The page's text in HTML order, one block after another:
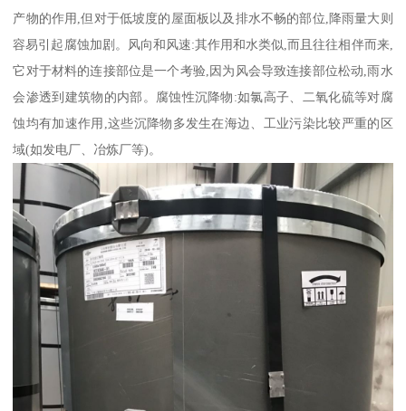
产物的作用,但对于低坡度的屋面板以及排水不畅的部位,降雨量大则
容易引起腐蚀加剧。风向和风速:其作用和水类似,而且往往相伴而来,
它对于材料的连接部位是一个考验,因为风会导致连接部位松动,雨水
会渗透到建筑物的内部。腐蚀性沉降物:如氯高子、二氧化硫等对腐
蚀均有加速作用,这些沉降物多发生在海边、工业污染比较严重的区
域(如发电厂、冶炼厂等)。